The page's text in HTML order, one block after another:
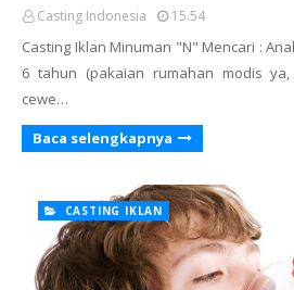
Casting Indonesia 15.54
Casting Iklan Minuman "N" Mencari :
6 tahun (pakaian rumahan modis
cewe…
Baca selengkapnya
CASTING IKLAN